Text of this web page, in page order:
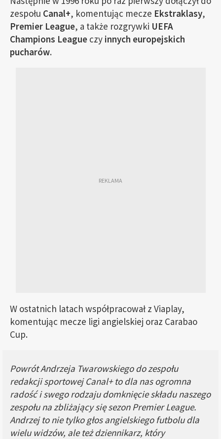
zespołu Canal+, komentując mecze Ekstraklasy,
Premier League, a także rozgrywki UEFA
Champions League czy innych europejskich
pucharów.
W ostatnich latach współpracował z Viaplay,
komentując mecze ligi angielskiej oraz Carabao
Cup.
Powrót Andrzeja Twarowskiego do zespołu
redakcji sportowej Canal+ to dla nas ogromna
radość i swego rodzaju domknięcie składu naszego
zespołu na zbliżający się sezon Premier League.
Andrzej to nie tylko głos angielskiego futbolu dla
wielu widzów, ale też dziennikarz, który